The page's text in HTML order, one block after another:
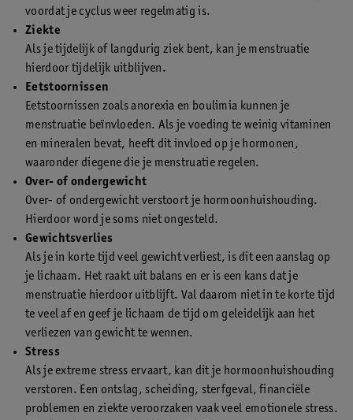
voordat je cyclus weer regelmatig is.
Ziekte
Als je tijdelijk of langdurig ziek bent, kan je menstruatie
hierdoor tijdelijk uitblijven.
Eetstoornissen
Eetstoornissen zoals anorexia en boulimia kunnen je
menstruatie beïnvloeden. Als je voeding te weinig vitaminen
en mineralen bevat, heeft dit invloed op je hormonen,
waaronder diegene die je menstruatie regelen.
Over- of ondergewicht
Over- of ondergewicht verstoort je hormoonhuishouding.
Hierdoor word je soms niet ongesteld.
Gewichtsverlies
Als je in korte tijd veel gewicht verliest, is dit een aanslag op
je lichaam. Het raakt uit balans en er is een kans dat je
menstruatie hierdoor uitblijft. Val daarom niet in te korte tijd
te veel af en geef je lichaam de tijd om geleidelijk aan het
verliezen van gewicht te wennen.
Stress
Als je extreme stress ervaart, kan dit je hormoonhuishouding
verstoren. Een ontslag, scheiding, sterfgeval, financiële
problemen en ziekte veroorzaken vaak veel emotionele stress.